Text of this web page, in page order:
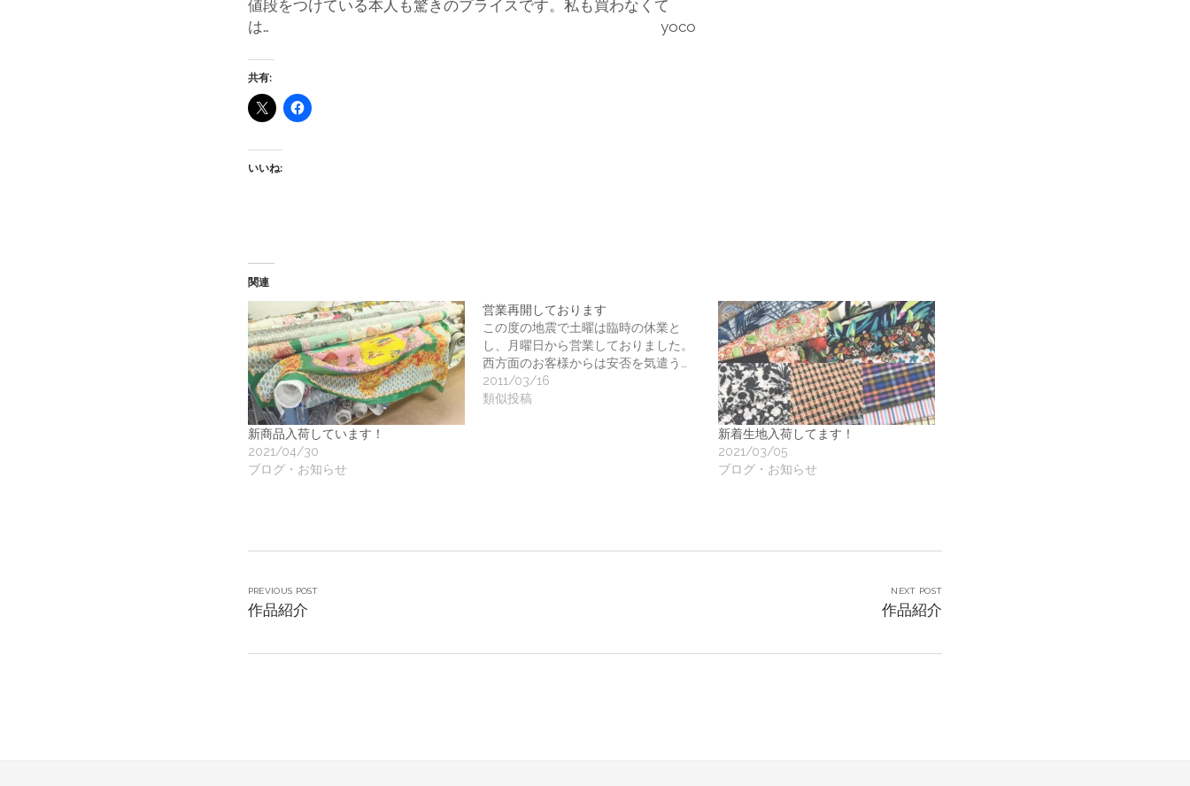
服
地
ク
値段をつけている本人も驚きのプライスです。私も買わなくて
は… yoco
共有:
いいね:
関連
新商品入荷しています！
2021/04/30
ブログ・お知らせ
営業再開しております
この度の地震で土曜は臨時の休業と
し、月曜日から営業しておりました。
西方面のお客様からは安否を気遣う…
2011/03/16
類似投稿
新着生地入荷してます！
2021/03/05
ブログ・お知らせ
PREVIOUS POST
作品紹介
NEXT POST
作品紹介